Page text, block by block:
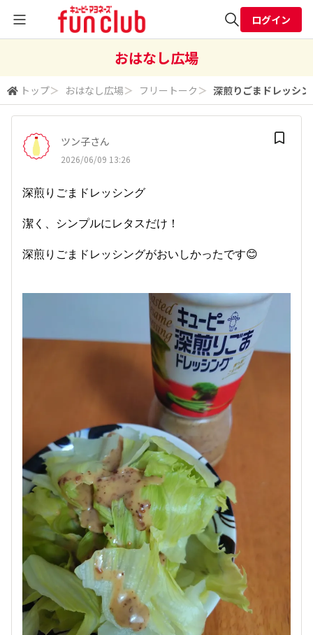
検索
ログイン
おはなし広場
トップ＞ おはなし広場＞ フリートーク ＞ 深煎りごまドレッシ
ツン子さん
2026/06/09 13:26
深煎りごまドレッシング
潔く、シンプルにレタスだけ！
深煎りごまドレッシングがおいしかったです😊